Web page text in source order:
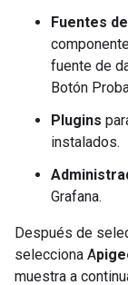
Fuentes
fuente de
Botón
Plugins
instalados.
Grafana.
Después de
selecciona A
muestra a